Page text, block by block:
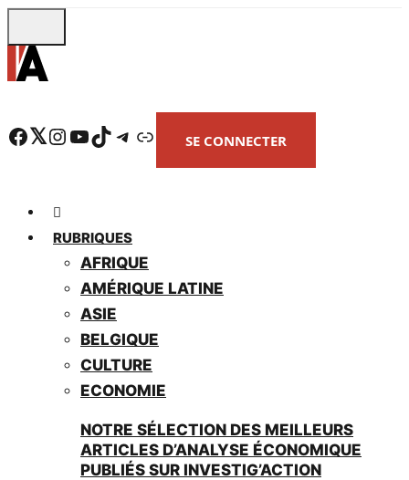
to
main
Facebook Twitter Instagram YouTube TikTok Telegram Lien SE CONNECTER
RUBRIQUES
AFRIQUE
AMÉRIQUE LATINE
ASIE
BELGIQUE
CULTURE
ECONOMIE
NOTRE SÉLECTION DES MEILLEURS
ARTICLES D’ANALYSE ÉCONOMIQUE
PUBLIÉS SUR INVESTIG’ACTION